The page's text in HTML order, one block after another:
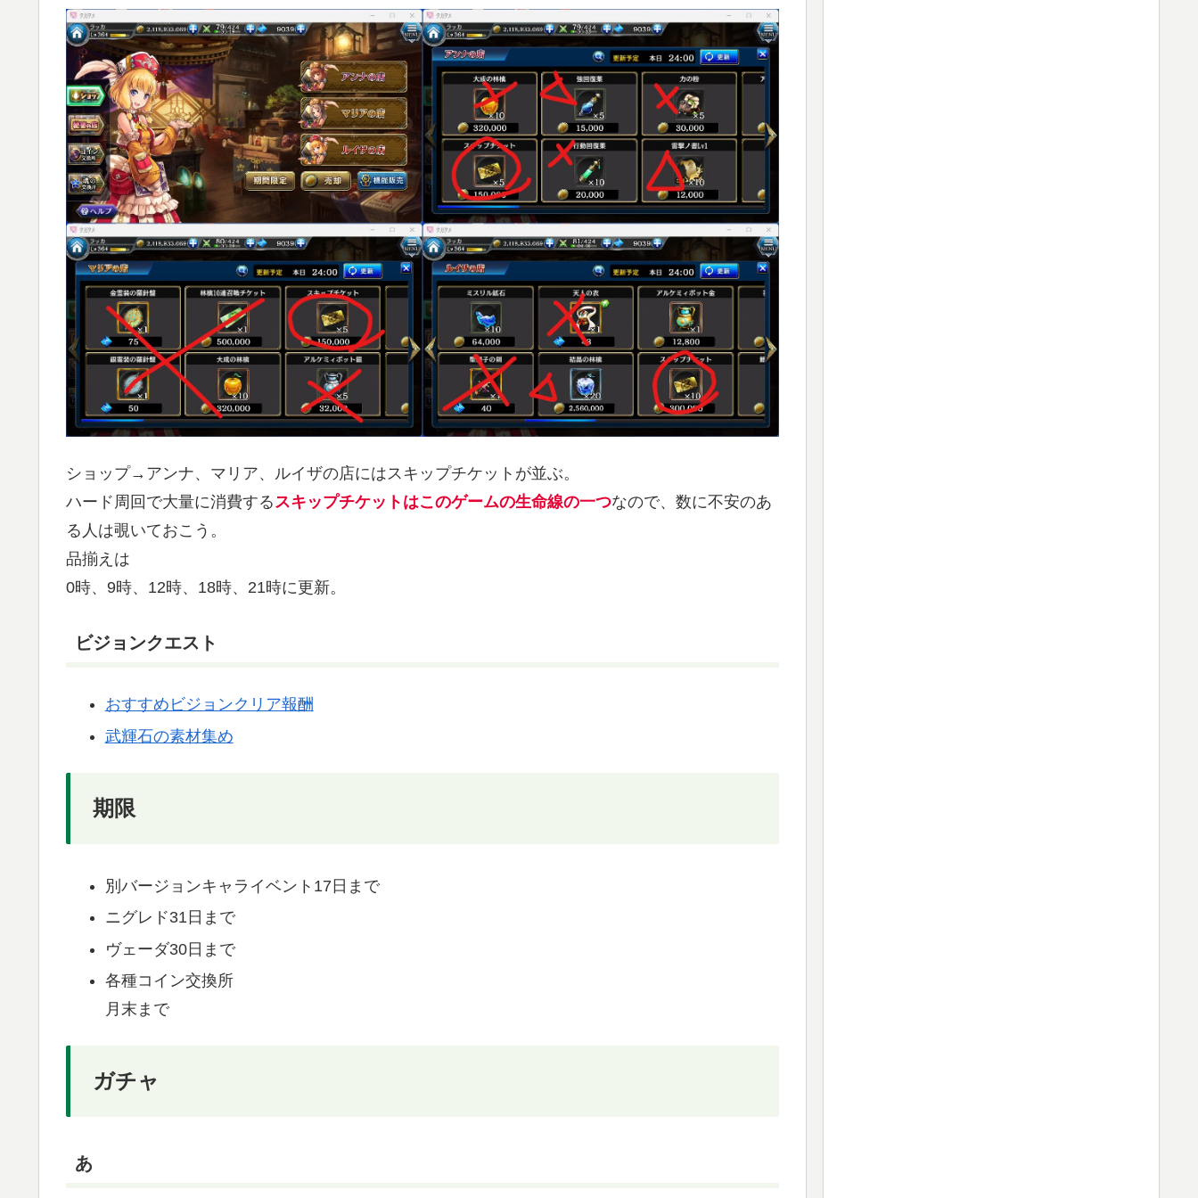
ショップ→アンナ、マリア、ルイザの店にはスキップチケットが並ぶ。
ハード周回で大量に消費するスキップチケットはこのゲームの生命線の一つなので、数に不安のあ
る人は覗いておこう。
品揃えは
0時、9時、12時、18時、21時に更新。
ビジョンクエスト
おすすめビジョンクリア報酬
武輝石の素材集め
期限
別バージョンキャライベント17日まで
ニグレド31日まで
ヴェーダ30日まで
各種コイン交換所
月末まで
ガチャ
あ